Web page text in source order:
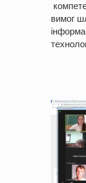
вимог